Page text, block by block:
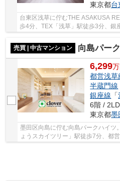
東京都台
台東区浅草に佇むTHE ASAKUSA
歩4分、TEX「浅草」駅徒歩3分、銀
売買 | 中古マンション
向島パー
6,299万
都営浅草
半蔵門線
銀座線 「
6階 /
東京都墨
墨田区向島に佇む向島パークハイツ
ょうスカイツリー」駅徒歩7分、都